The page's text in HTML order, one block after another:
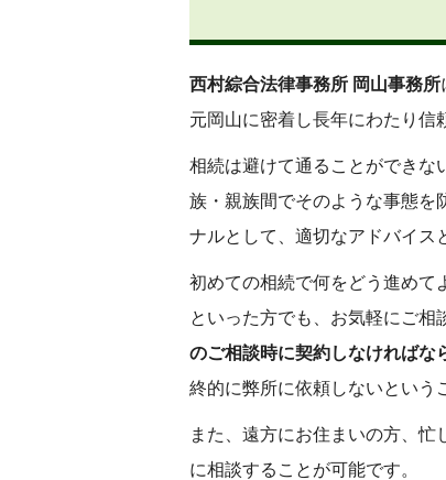
西村綜合法律事務所 岡山事務所
元岡山に密着し長年にわたり信
相続は避けて通ることができな
族・親族間でそのような事態を
ナルとして、適切なアドバイス
初めての相続で何をどう進めて
といった方でも、お気軽にご相
のご相談時に契約しなければな
終的に弊所に依頼しないという
また、遠方にお住まいの方、
に相談することが可能です。